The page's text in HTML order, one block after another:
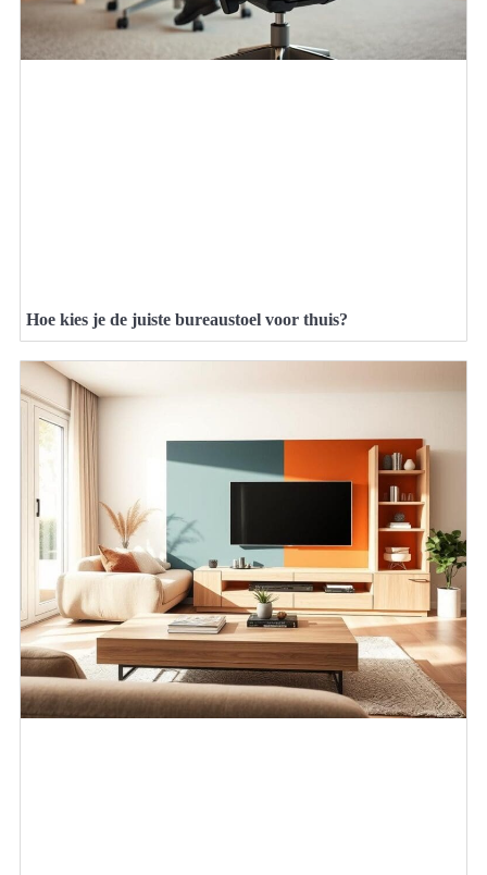
Hoe kies je de juiste bureaustoel voor thuis?